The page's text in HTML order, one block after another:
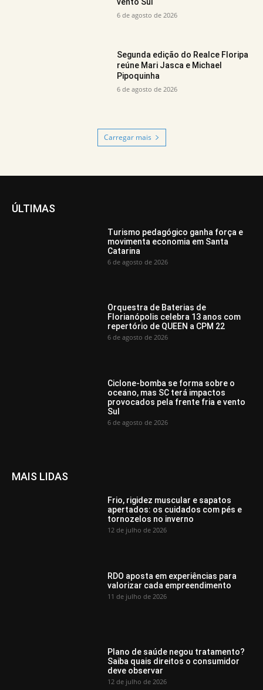
6 de agosto de 2026
Segunda edição do Realce Floripa
reúne Mari Jasca e Michael
Pipoquinha
6 de agosto de 2026
Carregar mais
ÚLTIMAS
Turismo pedagógico ganha força e
movimenta economia em Santa
Catarina
6 de agosto de 2026
Orquestra de Baterias de
Florianópolis celebra 13 anos com
repertório de QUEEN a CPM 22
6 de agosto de 2026
Ciclone-bomba se forma sobre o
oceano, mas SC terá impactos
provocados pela frente fria e vento
Sul
6 de agosto de 2026
MAIS LIDAS
Frio, rigidez muscular e sapatos
apertados: os cuidados com pés e
tornozelos no inverno
12 de julho de 2026
RDO aposta em experiências para
valorizar cada empreendimento
11 de julho de 2026
Plano de saúde negou tratamento?
Saiba quais direitos o consumidor
deve observar
12 de julho de 2026